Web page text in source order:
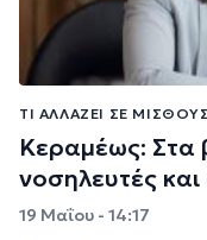
ΤΙ ΑΛΛΆΖΕΙ ΣΕ
Κεραμέως: Στα
νοσηλευτές
19 Μαΐου - 14:17